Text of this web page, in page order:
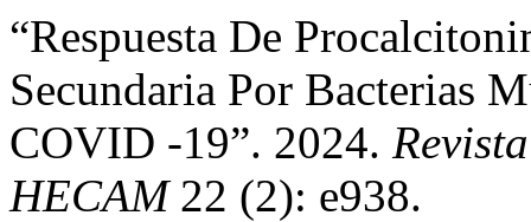
“Respuesta De
Secundaria Por Bacterias
COVID -19”. 2024.
HECAM22 (2): e938.